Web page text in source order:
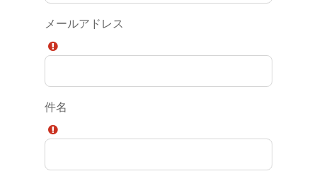
メールアドレス
件名